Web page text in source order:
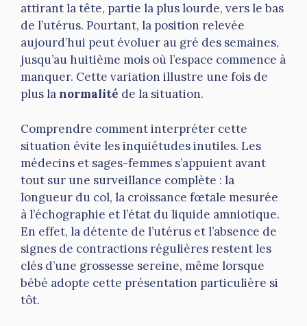
attirant la tête, partie la plus lourde, vers le bas
de l’utérus. Pourtant, la position relevée
aujourd’hui peut évoluer au gré des semaines,
jusqu’au huitième mois où l’espace commence à
manquer. Cette variation illustre une fois de
plus lanormalité de la situation.
Comprendre comment interpréter cette
situation évite les inquiétudes inutiles. Les
médecins et sages-femmes s’appuient avant
tout sur une surveillance complète : la
longueur du col, la croissance fœtale mesurée
à l’échographie et l’état du liquide amniotique.
En effet, la détente de l’utérus et l’absence de
signes de contractions régulières restent les
clés d’une grossesse sereine, même lorsque
bébé adopte cette présentation particulière si
tôt.